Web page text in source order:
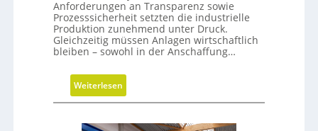
i
o
n
e
h
a
l
i
e
Anforderungen an Transparenz sowie
Prozesssicherheit setzten die industrielle
Produktion zunehmend unter Druck.
Gleichzeitig müssen Anlagen wirtschaftlich
bleiben – sowohl in der Anschaffung…
Weiterlesen
H